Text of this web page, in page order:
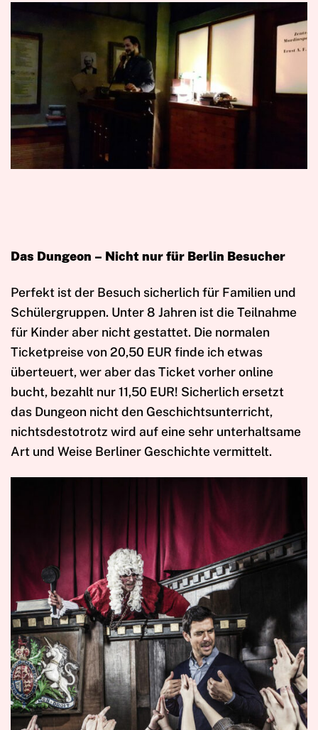
Das Dungeon – Nicht nur für Berlin Besucher
Perfekt ist der Besuch sicherlich für Familien und
Schülergruppen. Unter 8 Jahren ist die Teilnahme
für Kinder aber nicht gestattet. Die normalen
Ticketpreise von 20,50 EUR finde ich etwas
überteuert, wer aber das Ticket vorher online
bucht, bezahlt nur 11,50 EUR! Sicherlich ersetzt
das Dungeon nicht den Geschichtsunterricht,
nichtsdestotrotz wird auf eine sehr unterhaltsame
Art und Weise Berliner Geschichte vermittelt.